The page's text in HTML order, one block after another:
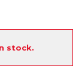
stock.